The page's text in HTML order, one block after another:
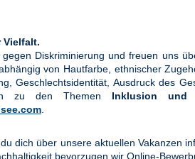
Vielfalt.
Diskriminierung und freuen uns
von Hautfarbe, ethnischer
Geschlechtsidentität, Ausdruck des
zu den Themen Inklusion und
dich über unsere aktuellen Vakanzen
bevorzugen wir Online-